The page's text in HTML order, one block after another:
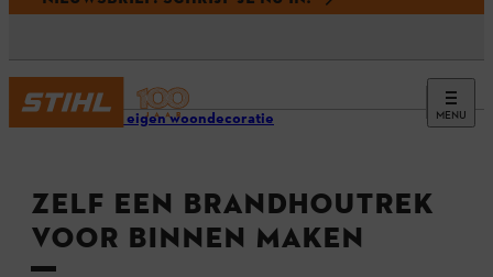
MENU
Maak je eigen woondecoratie
ZELF EEN BRANDHOUTREK
VOOR BINNEN MAKEN